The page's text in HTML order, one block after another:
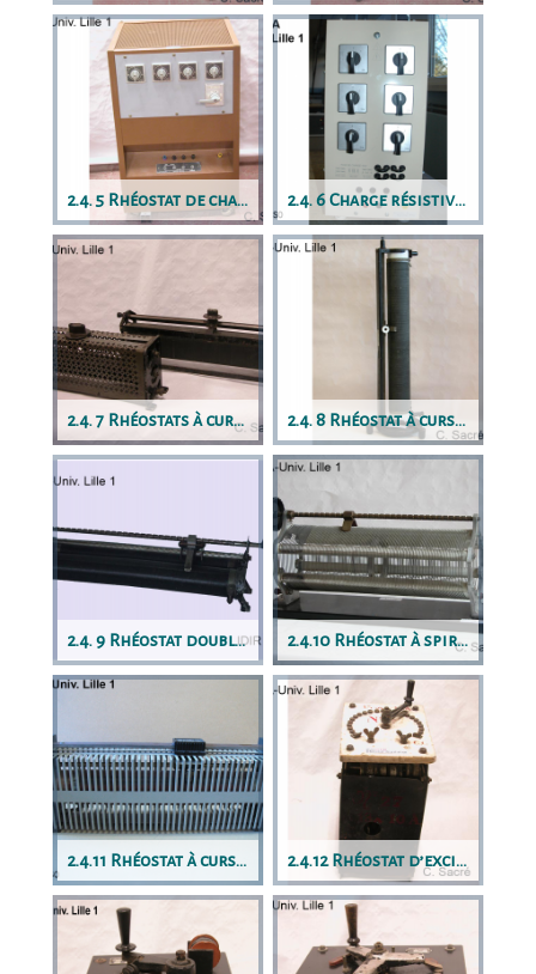
2.4. 5 Rhéostat de charge à commutateurs 2.4. 6 Charge résistive portative
2.4. 7 Rhéostats à curseur classiques 2.4. 8 Rhéostat à curseur d’axe vertical
2.4. 9 Rhéostat double à manivelle 2.4.10 Rhéostat à spires hexagonales
2.4.11 Rhéostat à curseur très protégé 2.4.12 Rhéostat d’excitation à plots